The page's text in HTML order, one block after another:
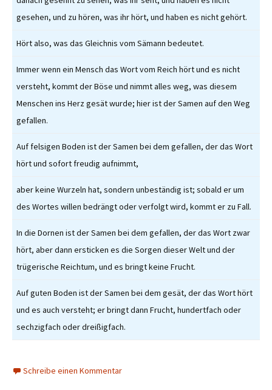
gesehen, und zu hören, was ihr hört, und haben es nicht gehört.
Hört also, was das Gleichnis vom Sämann bedeutet.
Immer wenn ein Mensch das Wort vom Reich hört und es nicht
versteht, kommt der Böse und nimmt alles weg, was diesem
Menschen ins Herz gesät wurde; hier ist der Samen auf den Weg
gefallen.
Auf felsigen Boden ist der Samen bei dem gefallen, der das Wort
hört und sofort freudig aufnimmt,
aber keine Wurzeln hat, sondern unbeständig ist; sobald er um
des Wortes willen bedrängt oder verfolgt wird, kommt er zu Fall.
In die Dornen ist der Samen bei dem gefallen, der das Wort zwar
hört, aber dann ersticken es die Sorgen dieser Welt und der
trügerische Reichtum, und es bringt keine Frucht.
Auf guten Boden ist der Samen bei dem gesät, der das Wort hört
und es auch versteht; er bringt dann Frucht, hundertfach oder
sechzigfach oder dreißigfach.
Schreibe einen Kommentar